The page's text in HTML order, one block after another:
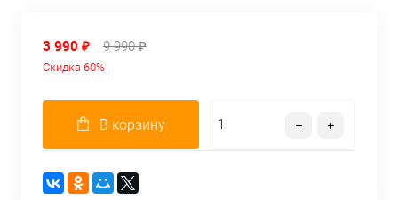
3 990 ₽ 9 990 ₽
Скидка 60%
В корзину